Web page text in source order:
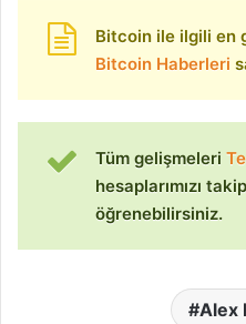
Bitcoin ile ilgili en
Bitcoin Haberleri
Tüm gelişmeleri
hesaplarımızı
öğrenebilirsiniz.
Alex